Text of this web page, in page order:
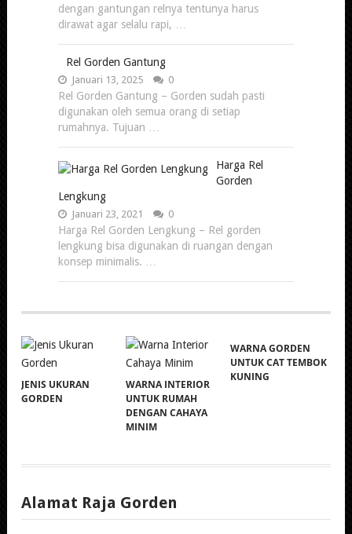
dengan gantungan relnya tentunya harus
dirawat agar selalu rapi, …
Rel Gorden Gantung
Januari 13, 2025 0
Rel Gorden Gantung – Gorden sudah pasti
digunakan oleh semua orang di setiap
rumahnya. Tujuan …
Harga Rel
Gorden
Lengkung
Januari 23, 2021 0
Harga Rel Gorden Lengkung – Rel gorden
lengkung bisa digunakan di ruangan dengan
konsep minimalis. …
JENIS UKURAN
GORDEN
WARNA INTERIOR
UNTUK RUMAH
DENGAN CAHAYA
MINIM
WARNA GORDEN
UNTUK CAT TEMBOK
KUNING
Alamat Raja Gorden